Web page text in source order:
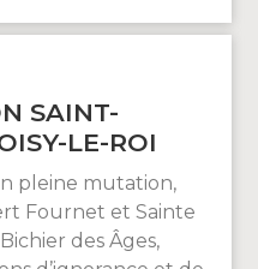
SAINT-
LE-ROI
pleine mutation,
Fournet et Sainte
des Âges,